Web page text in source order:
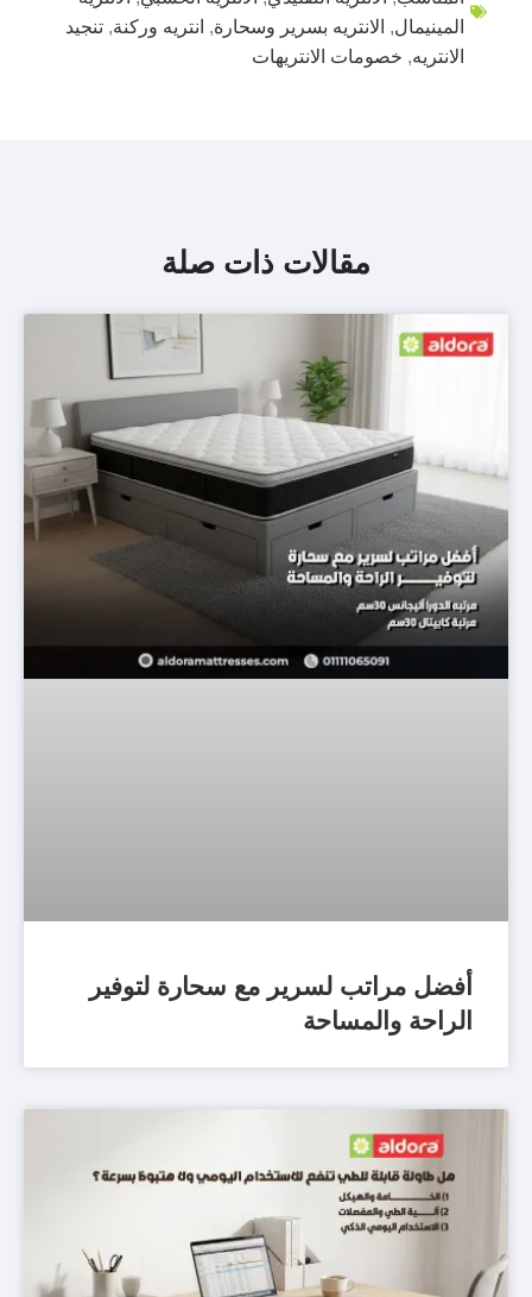
المينيمال, الانتريه بسرير وسحارة, انتريه وركنة, تنجيد
الانتريه, خصومات الانتريهات
مقالات ذات صلة
أفضل مراتب لسرير مع سحارة لتوفير
الراحة والمساحة